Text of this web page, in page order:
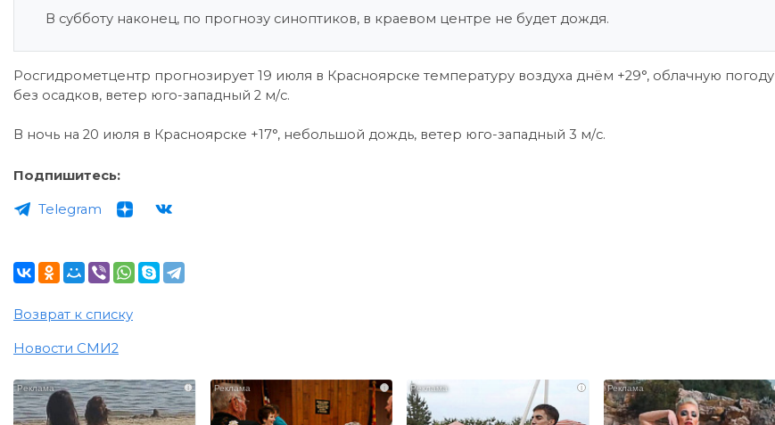
В субботу наконец, по прогнозу синоптиков, в краевом центре не будет дождя.
Росгидрометцентр прогнозирует 19 июля в Красноярске температуру воздуха днём +29°, облачную погоду
без осадков, ветер юго-западный 2 м/с.
В ночь на 20 июля в Красноярске +17°, небольшой дождь, ветер юго-западный 3 м/с.
Подпишитесь:
Telegram
Возврат к списку
Новости СМИ2
i i i